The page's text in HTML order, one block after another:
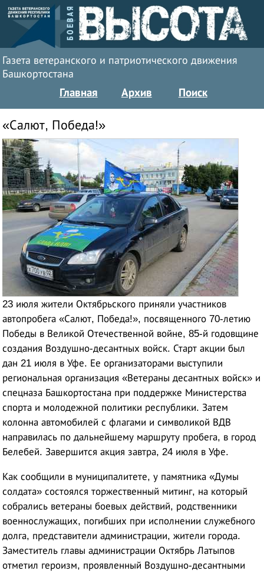
Газета ветеранского и патриотического движения
Башкортостана
Главная Архив Поиск
«Салют, Победа!»
23 июля жители Октябрьского приняли участников
автопробега «Салют, Победа!», посвященного 70-летию
Победы в Великой Отечественной войне, 85-й годовщине
создания Воздушно-десантных войск. Старт акции был
дан 21 июля в Уфе. Ее организаторами выступили
региональная организация «Ветераны десантных войск» и
спецназа Башкортостана при поддержке Министерства
спорта и молодежной политики республики. Затем
колонна автомобилей с флагами и символикой ВДВ
направилась по дальнейшему маршруту пробега, в город
Белебей. Завершится акция завтра, 24 июля в Уфе.
Как сообщили в муниципалитете, у памятника «Думы
солдата» состоялся торжественный митинг, на который
собрались ветераны боевых действий, родственники
военнослужащих, погибших при исполнении служебного
долга, представители администрации, жители города.
Заместитель главы администрации Октябрь Латыпов
отметил героизм, проявленный Воздушно-десантными